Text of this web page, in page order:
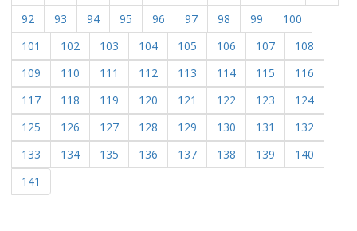
92
93 94 95 96 97 98 99
100
101
102 103 104 105 106 107
108
109
110 111 112 113 114 115
116
117
118 119 120 121 122 123
124
125
126 127 128 129 130 131
132
133
134 135 136 137 138 139
140
141